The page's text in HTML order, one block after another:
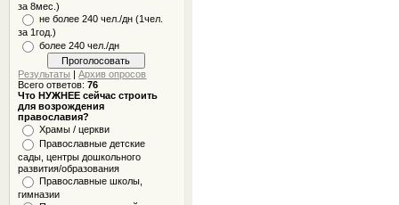
за 8мес.)
не более 240 чел./дн (1чел.
за 1год.)
более 240 чел./дн
Результаты |Архив опросов
Всего ответов:76
Что НУЖНЕЕ сейчас строить
для возрождения
православия?
Храмы / церкви
Православные детские
сады, центры дошкольного
развития/образования
Православные школы,
гимназии